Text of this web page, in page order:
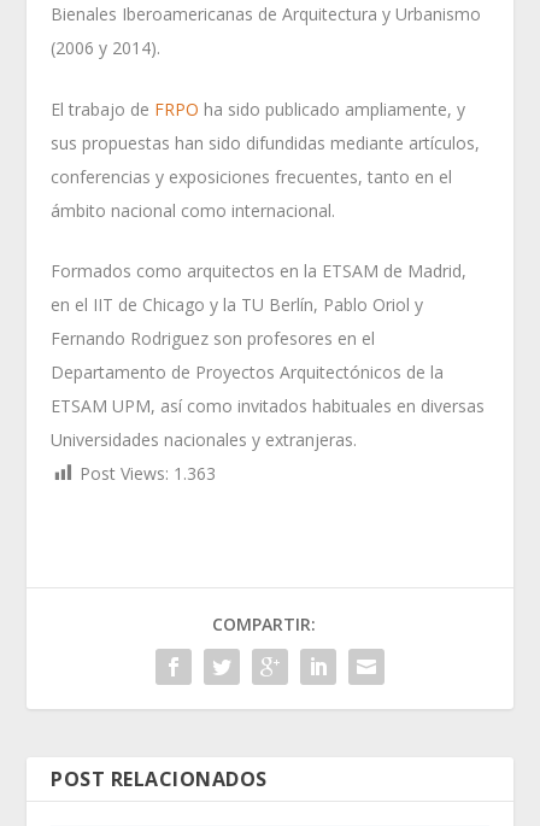
Bienales Iberoamericanas de Arquitectura y Urbanismo
(2006 y 2014).
El trabajo de FRPO ha sido publicado ampliamente, y
sus propuestas han sido difundidas mediante artículos,
conferencias y exposiciones frecuentes, tanto en el
ámbito nacional como internacional.
Formados como arquitectos en la ETSAM de Madrid,
en el IIT de Chicago y la TU Berlín, Pablo Oriol y
Fernando Rodriguez son profesores en el
Departamento de Proyectos Arquitectónicos de la
ETSAM UPM, así como invitados habituales en diversas
Universidades nacionales y extranjeras.
Post Views: 1.363
COMPARTIR:
POST RELACIONADOS